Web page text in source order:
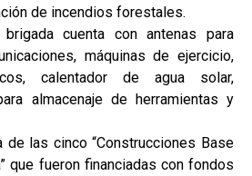
de incendios forestales.
cuenta con antenas para
máquinas de ejercicio,
calentador de agua solar,
almacenaje de herramientas y
las cinco “Construcciones Base
que fueron financiadas con fondos